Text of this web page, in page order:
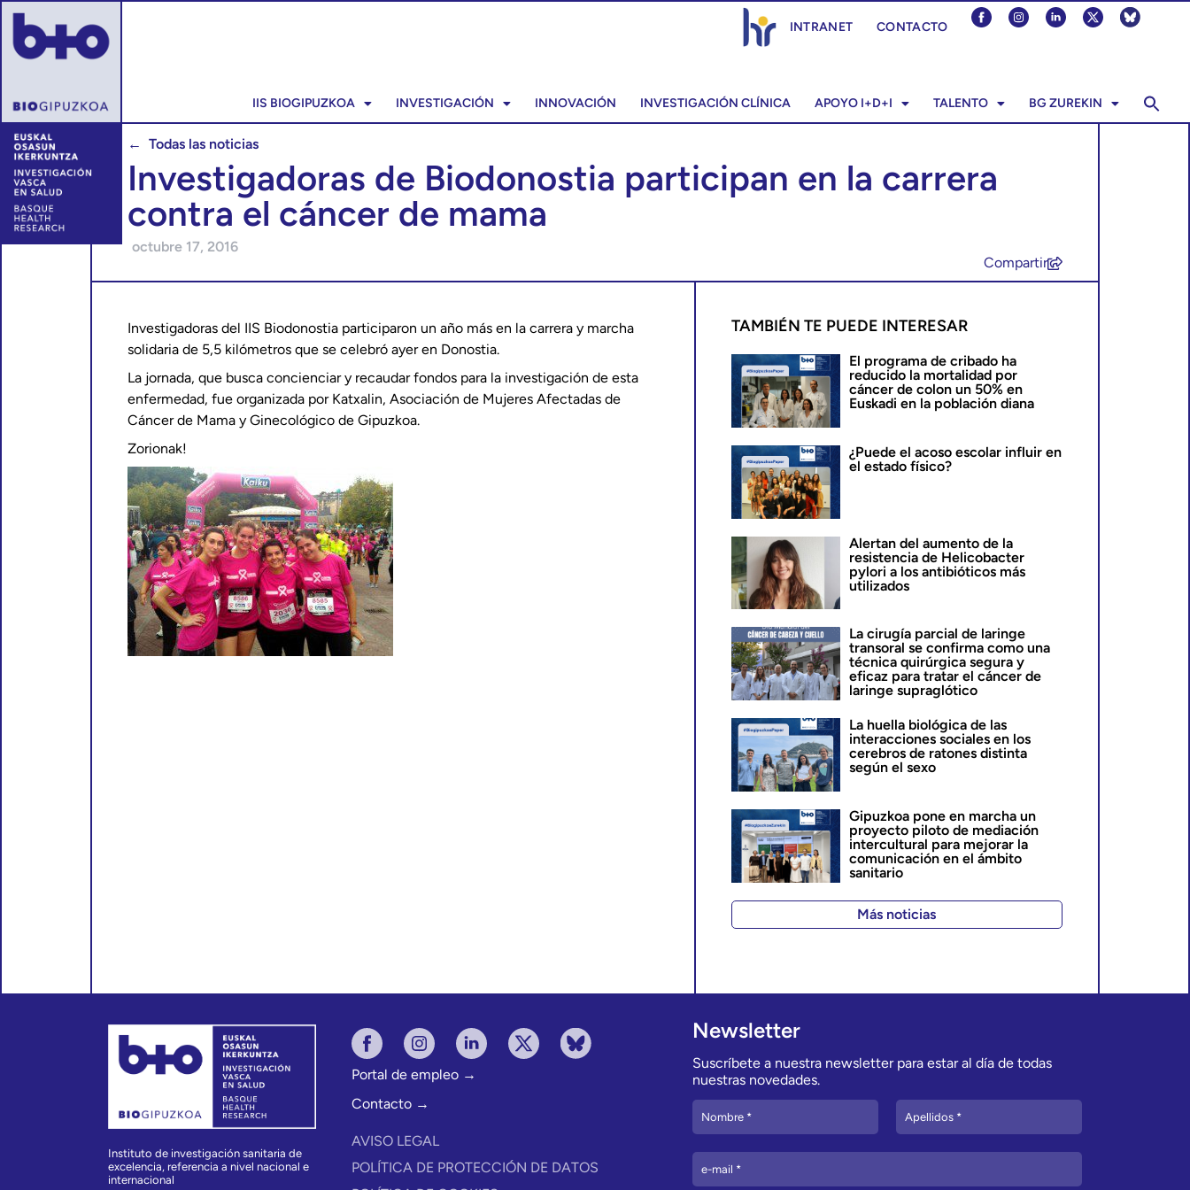
INTRANET CONTACTO
IIS BIOGIPUZKOA INVESTIGACIÓN INNOVACIÓN INVESTIGACIÓN CLÍNICA APOYO I+D+I TALENTO BG ZUREKIN
← Todas las noticias
Investigadoras de Biodonostia participan en la carrera
contra el cáncer de mama
octubre 17, 2016
Compartir
Investigadoras del IIS Biodonostia participaron un año más en la carrera y marcha
solidaria de 5,5 kilómetros que se celebró ayer en Donostia.
La jornada, que busca concienciar y recaudar fondos para la investigación de esta
enfermedad, fue organizada por Katxalin, Asociación de Mujeres Afectadas de
Cáncer de Mama y Ginecológico de Gipuzkoa.
Zorionak!
TAMBIÉN TE PUEDE INTERESAR
El programa de cribado ha
reducido la mortalidad por
cáncer de colon un 50% en
Euskadi en la población diana
¿Puede el acoso escolar influir en
el estado físico?
Alertan del aumento de la
resistencia de Helicobacter
pylori a los antibióticos más
utilizados
La cirugía parcial de laringe
transoral se confirma como una
técnica quirúrgica segura y
eficaz para tratar el cáncer de
laringe supraglótico
La huella biológica de las
interacciones sociales en los
cerebros de ratones distinta
según el sexo
Gipuzkoa pone en marcha un
proyecto piloto de mediación
intercultural para mejorar la
comunicación en el ámbito
sanitario
Más noticias
Instituto de investigación sanitaria de
excelencia, referencia a nivel nacional e
internacional
Portal de empleo →
Contacto →
AVISO LEGAL
POLÍTICA DE PROTECCIÓN DE DATOS
Newsletter
Suscríbete a nuestra newsletter para estar al día de todas
nuestras novedades.